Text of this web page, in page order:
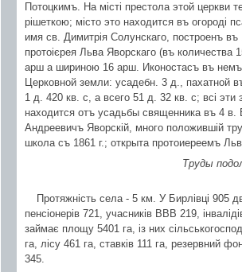
Потоцкимъ. На місті престола этой
рішеткою; місто это находится въ
имя св. Димитрія Солунскаго, построенъ въ
протоієрея Льва Яворскаго (въ
арш а шириною 16 арш. Иконостасъ въ
Церковной земли: усадебн. 3 д., пахатной
1 д. 420 кв. с, а всего 51 д. 32 кв. с; всі
находится отъ усадьбы священника въ 4
Андреевичъ Яворскій, много положившій
школа съ 1861 г.; открыта протоиереемъ
Труды
Протяжність села - 5 км. У Бирлівці 905
пенсіонерів 721, учасників ВВВ 219,
займає площу 5401 га, із них
га, лісу 461 га, ставків 111 га, резервний
345.